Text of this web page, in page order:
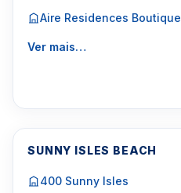
Aire Residences Boutique
Ver mais…
SUNNY ISLES BEACH
400 Sunny Isles